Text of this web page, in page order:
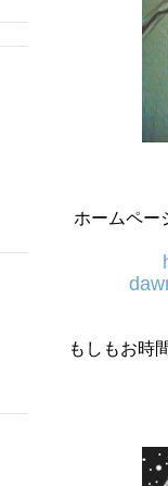
ホームペー
もしもお時